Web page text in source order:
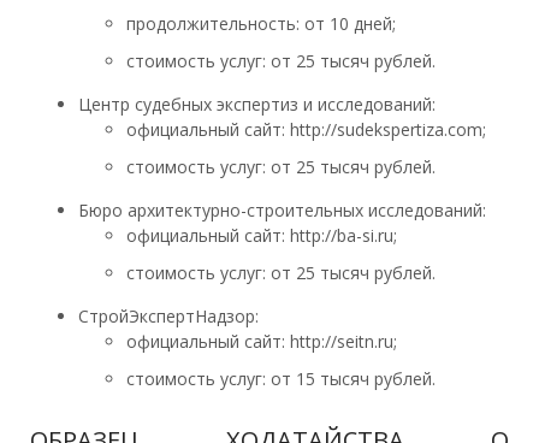
продолжительность: от 10 дней;
стоимость услуг: от 25 тысяч рублей.
Центр судебных экспертиз и исследований:
официальный сайт: http://sudekspertiza.com;
стоимость услуг: от 25 тысяч рублей.
Бюро архитектурно-строительных исследований:
официальный сайт: http://ba-si.ru;
стоимость услуг: от 25 тысяч рублей.
СтройЭкспертНадзор:
официальный сайт: http://seitn.ru;
стоимость услуг: от 15 тысяч рублей.